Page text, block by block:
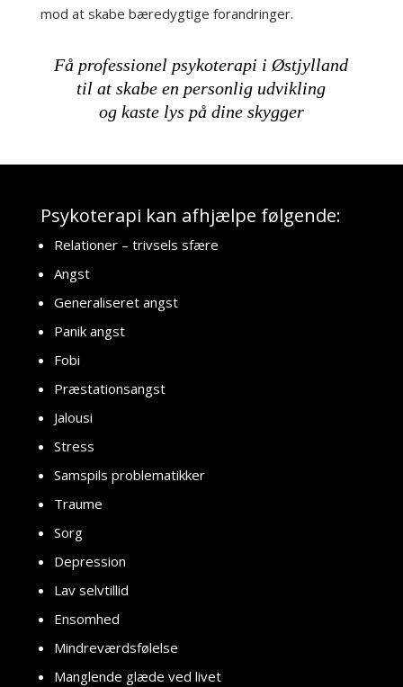
mod at skabe bæredygtige forandringer.
Få professionel psykoterapi i Østjylland
til at skabe en personlig udvikling
og kaste lys på dine skygger
Psykoterapi kan afhjælpe følgende:
Relationer – trivsels sfære
Angst
Generaliseret angst
Panik angst
Fobi
Præstationsangst
Jalousi
Stress
Samspils problematikker
Traume
Sorg
Depression
Lav selvtillid
Ensomhed
Mindreværdsfølelse
Manglende glæde ved livet